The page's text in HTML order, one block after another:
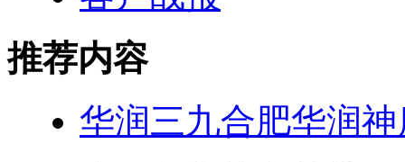
推荐内容
华润三九合肥华润